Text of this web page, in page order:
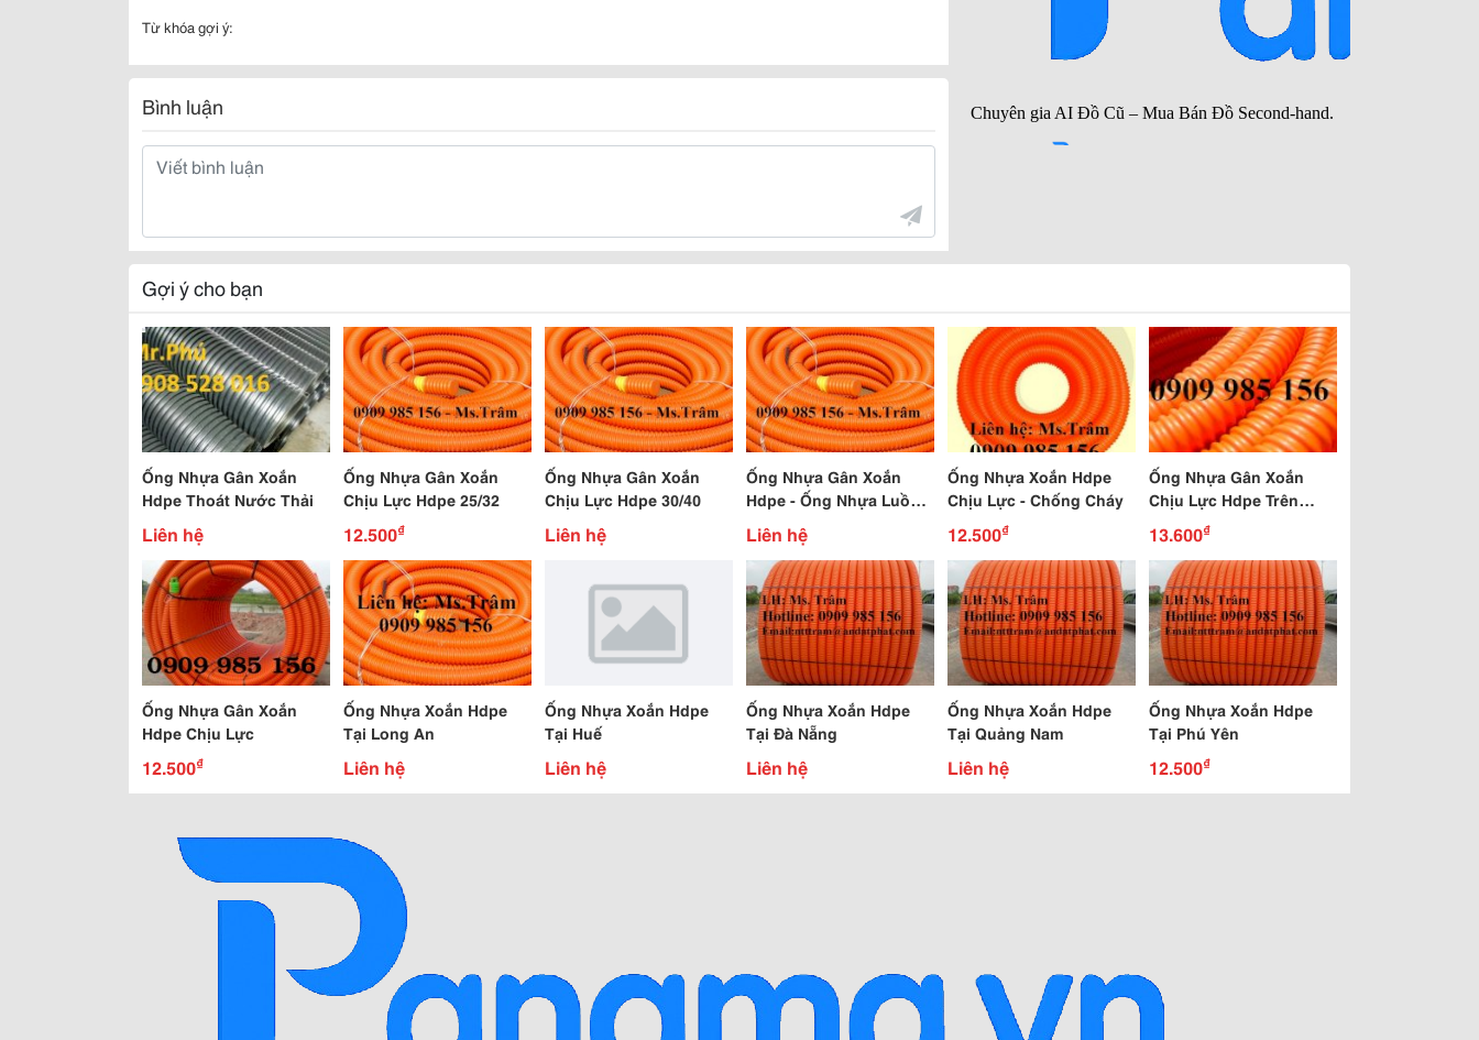
Từ khóa gợi ý:
Bình luận
Gợi ý cho bạn
Ống Nhựa Gân Xoắn
Hdpe Thoát Nước Thải
Liên hệ
Ống Nhựa Gân Xoắn
Chịu Lực Hdpe 25/32
12.500₫
Ống Nhựa Gân Xoắn
Chịu Lực Hdpe 30/40
Liên hệ
Ống Nhựa Gân Xoắn
Hdpe - Ống Nhựa Luồn
Cáp Điện Ngầm
Liên hệ
Ống Nhựa Xoắn Hdpe
Chịu Lực - Chống Cháy
12.500₫
Ống Nhựa Gân Xoắn
Chịu Lực Hdpe Trên
Toàn Quốc
13.600₫
Ống Nhựa Gân Xoắn
Hdpe Chịu Lực
12.500₫
Ống Nhựa Xoắn Hdpe
Tại Long An
Liên hệ
Ống Nhựa Xoắn Hdpe
Tại Huế
Liên hệ
Ống Nhựa Xoắn Hdpe
Tại Đà Nẵng
Liên hệ
Ống Nhựa Xoắn Hdpe
Tại Quảng Nam
Liên hệ
Ống Nhựa Xoắn Hdpe
Tại Phú Yên
12.500₫